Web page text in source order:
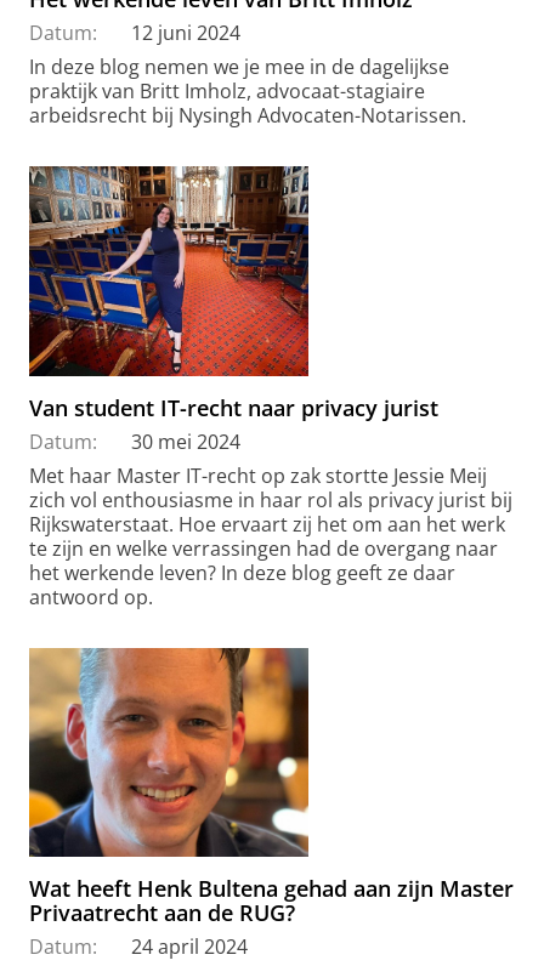
Datum:
12 juni 2024
In deze blog nemen we je mee in de dagelijkse
praktijk van Britt Imholz, advocaat-stagiaire
arbeidsrecht bij Nysingh Advocaten-Notarissen.
Van student IT-recht naar privacy jurist
Datum:
30 mei 2024
Met haar Master IT-recht op zak stortte Jessie Meij
zich vol enthousiasme in haar rol als privacy jurist bij
Rijkswaterstaat. Hoe ervaart zij het om aan het werk
te zijn en welke verrassingen had de overgang naar
het werkende leven? In deze blog geeft ze daar
antwoord op.
Wat heeft Henk Bultena gehad aan zijn Master
Privaatrecht aan de RUG?
Datum:
24 april 2024